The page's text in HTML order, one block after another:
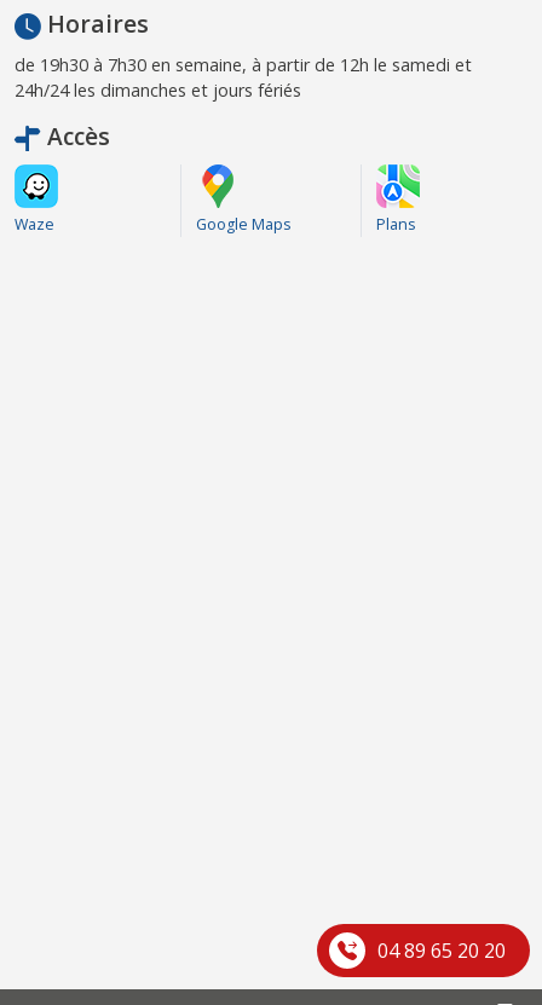
04 89 65 20 20
Horaires
de 19h30 à 7h30 en semaine, à partir de 12h le samedi et
24h/24 les dimanches et jours fériés
Accès
Waze Google Maps Plans